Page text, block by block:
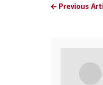
Previous